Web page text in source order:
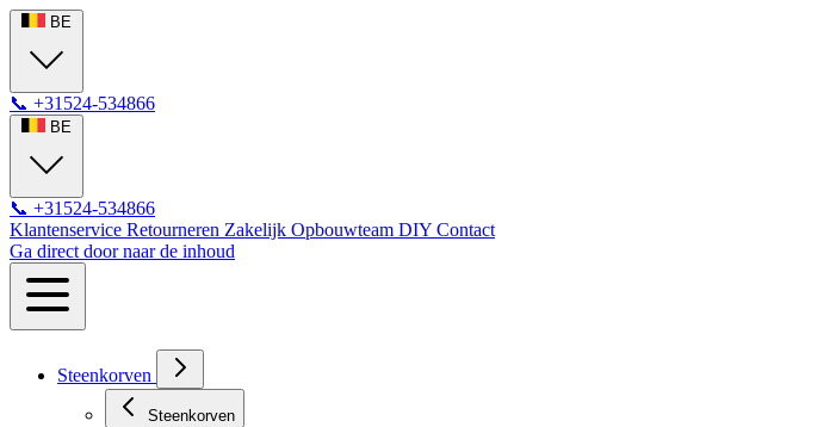
BE
📞 +31524-534866
BE
📞 +31524-534866
Klantenservice Retourneren Zakelijk Opbouwteam DIY Contact
Ga direct door naar de inhoud
Steenkorven
Steenkorven